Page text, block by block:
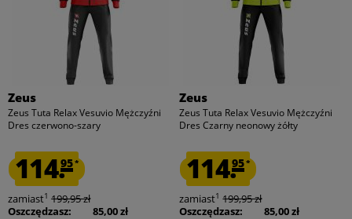
Zeus
Zeus Tuta Relax Vesuvio Mężczyźni
Dres czerwono-szary
114.95*
zamiast1 199,95 zł
Oszczędzasz:
85,00 zł
Zeus
Zeus Tuta Relax Vesuvio Mężczyźni
Dres Czarny neonowy żółty
114.95*
zamiast1 199,95 zł
Oszczędzasz:
85,00 zł